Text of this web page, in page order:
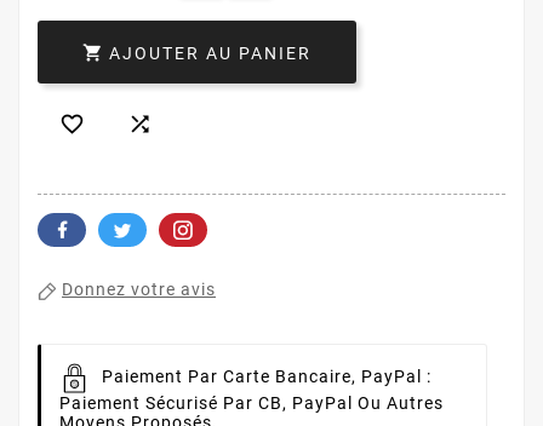
 AJOUTER AU PANIER
 
Donnez votre avis
Paiement Par Carte Bancaire, PayPal :
Paiement Sécurisé Par CB, PayPal Ou Autres